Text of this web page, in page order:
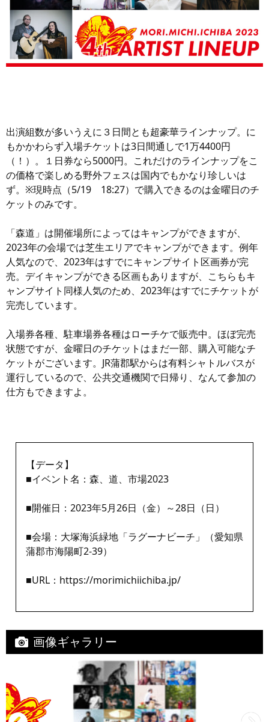
出演組数が多いうえに３日間とも超豪華ラインナップ。に
もかかわらず入場チケットは3日間通しで1万4400円
（！）。１日券なら5000円。これだけのラインナップをこ
の価格で楽しめる野外フェスは国内でもかなり珍しいは
ず。※現時点（5/19 18:27）で購入できるのは金曜日のチ
ケットのみです。
「森道」は開催場所によってはキャンプができますが、
2023年の会場では芝生エリアでキャンプができます。例年
人気なので、2023年はすでにキャンプサイト区画券が完
売。デイキャンプができる区画もありますが、こちらもキ
ャンプサイト同様人気のため、2023年はすでにチケットが
完売しています。
入場券各種、駐車場券各種はローチケで販売中。ほぼ完売
状態ですが、金曜日のチケットはまだ一部、購入可能なチ
ケットがございます。JR蒲郡駅からは有料シャトルバスが
運行しているので、公共交通機関で日帰り、なんて参加の
仕方もできますよ。
【データ】
■イベント名：森、道、市場2023
■開催日：2023年5月26日（金）～28日（日）
■会場：大塚海浜緑地「ラグーナビーチ」（愛知県
蒲郡市海陽町2-39）
■URL： https://morimichiichiba.jp/
画像ギャラリー